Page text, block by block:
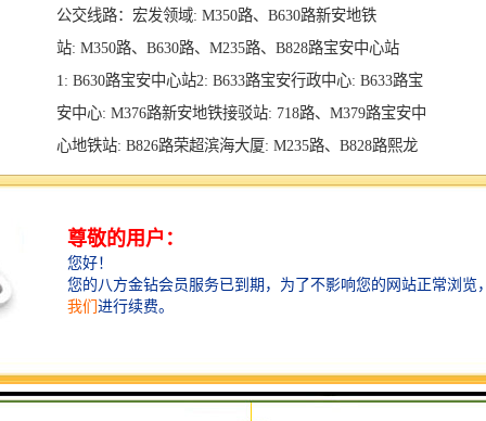
公交线路：宏发领域: M350路、B630路新安地铁
站: M350路、B630路、M235路、B828路宝安中心站
1: B630路宝安中心站2: B633路宝安行政中心: B633路宝
安中心: M376路新安地铁接驳站: 718路、M379路宝安中
心地铁站: B826路荣超滨海大厦: M235路、B828路熙龙
湾: M235路、B828路宝安图书馆: M235路宝华地铁站
其他交通方式：宝华路与海天路交汇处西南角约100米
规划信息：其占地面积为22724.76平方米，容积率暂无
数据，绿化率30%，共2栋楼，停车位720个
通银行、建设银行、中国银行文体：体育中心、体育
馆、图书馆、少年宫、演艺中心、海滨广场公园：公